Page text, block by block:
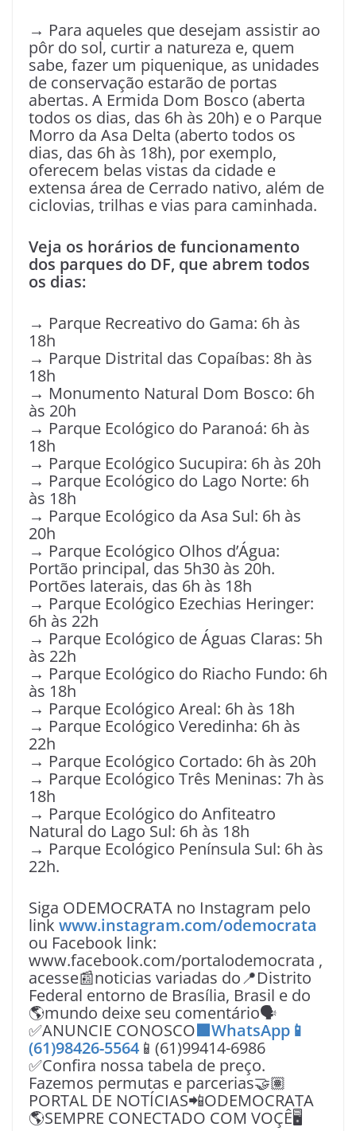
→ Para aqueles que desejam assistir ao
pôr do sol, curtir a natureza e, quem
sabe, fazer um piquenique, as unidades
de conservação estarão de portas
abertas. A Ermida Dom Bosco (aberta
todos os dias, das 6h às 20h) e o Parque
Morro da Asa Delta (aberto todos os
dias, das 6h às 18h), por exemplo,
oferecem belas vistas da cidade e
extensa área de Cerrado nativo, além de
ciclovias, trilhas e vias para caminhada.
Veja os horários de funcionamento
dos parques do DF, que abrem todos
os dias:
→ Parque Recreativo do Gama: 6h às
18h
→ Parque Distrital das Copaíbas: 8h às
18h
→ Monumento Natural Dom Bosco: 6h
às 20h
→ Parque Ecológico do Paranoá: 6h às
18h
→ Parque Ecológico Sucupira: 6h às 20h
→ Parque Ecológico do Lago Norte: 6h
às 18h
→ Parque Ecológico da Asa Sul: 6h às
20h
→ Parque Ecológico Olhos d’Água:
Portão principal, das 5h30 às 20h.
Portões laterais, das 6h às 18h
→ Parque Ecológico Ezechias Heringer:
6h às 22h
→ Parque Ecológico de Águas Claras: 5h
às 22h
→ Parque Ecológico do Riacho Fundo: 6h
às 18h
→ Parque Ecológico Areal: 6h às 18h
→ Parque Ecológico Veredinha: 6h às
22h
→ Parque Ecológico Cortado: 6h às 20h
→ Parque Ecológico Três Meninas: 7h às
18h
→ Parque Ecológico do Anfiteatro
Natural do Lago Sul: 6h às 18h
→ Parque Ecológico Península Sul: 6h às
22h.
Siga ODEMOCRATA no Instagram pelo
link www.instagram.com/odemocrata
ou Facebook link:
www.facebook.com/portalodemocrata ,
acesse📰noticias variadas do📍Distrito
Federal entorno de Brasília, Brasil e do
🌎mundo deixe seu comentário🗣
✅ANUNCIE CONOSCO🟩WhatsApp📱
(61)98426-5564 📱(61)99414-6986
✅Confira nossa tabela de preço.
Fazemos permutas e parcerias🤝🏽
PORTAL DE NOTÍCIAS📲ODEMOCRATA
🌎SEMPRE CONECTADO COM VOÇÊ🖥️